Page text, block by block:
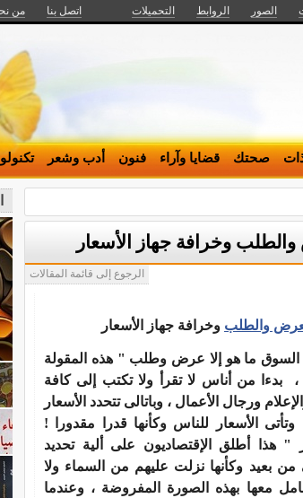
الصور الروابط التحميلات اتصل بنا من
صحتك قضايا وآراء فنون أدب وشعر
وخرافة جهاز الأسعار
الرجوع إلى قائمة المقالات
والطلب وخرافة جهاز الأسعار
السوق ما هو إلا عرض وطلب " هذه المقولة
، بدءا من أناس لا تقرأ ولا تكتب إلى كافة
ورجال الأعمال ، وباتالى تتحدد الأسعار
الأسعار للناس وكأنها قدرا مقدورا !
" هذا أطلق الإقتصاديون على ألية تحديد
من بعيد وكأنها نزلت عليهم من السماء ولا
معها بهذه الصورة المفروضة ، وعندما